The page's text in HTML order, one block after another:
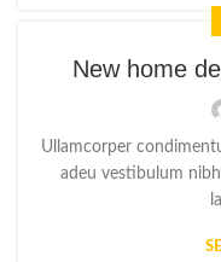
New home
Ullamcorper
adeu vestibulum